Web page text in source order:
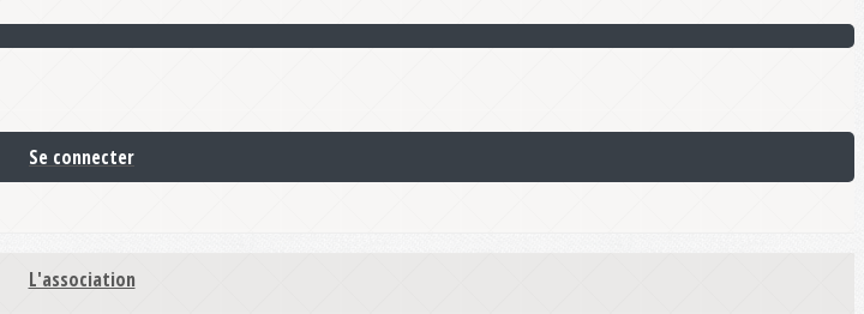
Se connecter
L'association